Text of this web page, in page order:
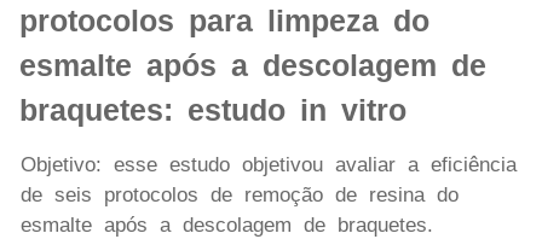
protocolos para limpeza do
esmalte após a descolagem de
braquetes: estudo in vitro
Objetivo: esse estudo objetivou avaliar a eficiência
de seis protocolos de remoção de resina do
esmalte após a descolagem de braquetes.